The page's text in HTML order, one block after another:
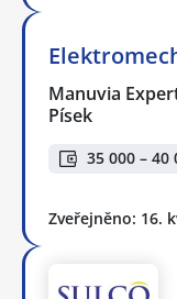
Manuvia
Písek
35 000 – 40
Zveřejněno: 16.